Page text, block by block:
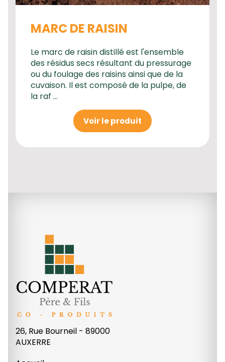
MARC DE RAISIN
Le marc de raisin distillé est l'ensemble
des résidus secs résultant du pressurage
ou du foulage des raisins ainsi que de la
cuvaison. Il est composé de la pulpe, de
la raf ...
Voir le produit
26, Rue Bourneil - 89000
AUXERRE